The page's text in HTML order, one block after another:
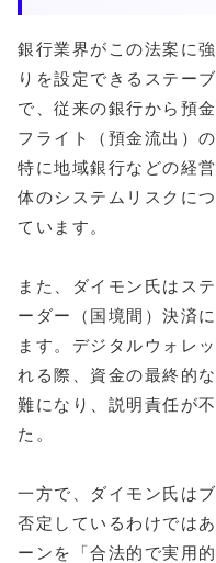
銀行業界がこの法案に
りを設定できるステー
で、従来の銀行から預
フライト（預金流出）
特に地域銀行などの経
体のシステムリスクに
ています。
また、ダイモン氏はス
ーダー（国境間）決済
ます。デジタルウォレ
れる際、資金の最終的
難になり、説明責任が
た。
一方で、ダイモン氏は
否定しているわけでは
ーンを「合法的で実用